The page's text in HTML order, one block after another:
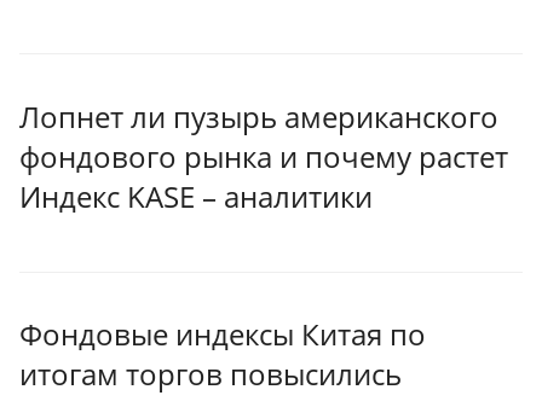
Лопнет ли пузырь американского
фондового рынка и почему растет
Индекс KASE – аналитики
Фондовые индексы Китая по
итогам торгов повысились